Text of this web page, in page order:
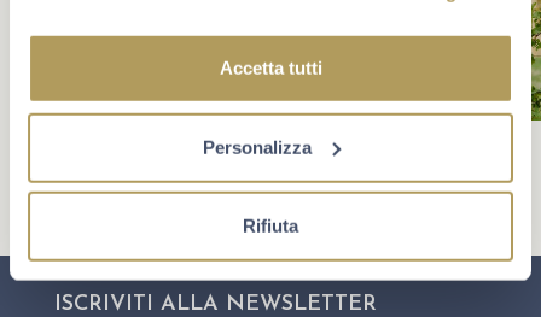
Accetta tutti
Personalizza
Rifiuta
ISCRIVITI ALLA NEWSLETTER